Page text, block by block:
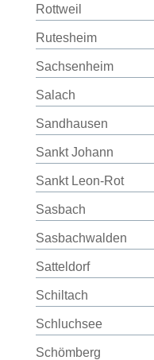
Rottweil
Rutesheim
Sachsenheim
Salach
Sandhausen
Sankt Johann
Sankt Leon-Rot
Sasbach
Sasbachwalden
Satteldorf
Schiltach
Schluchsee
Schömberg